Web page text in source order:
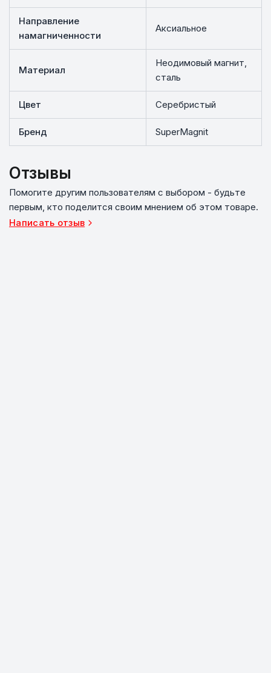
Направление
намагниченности
Аксиальное
Материал
Неодимовый магнит,
сталь
Цвет Серебристый
Бренд SuperMagnit
Отзывы
Помогите другим пользователям с выбором - будьте
первым, кто поделится своим мнением об этом товаре.
Написать отзыв